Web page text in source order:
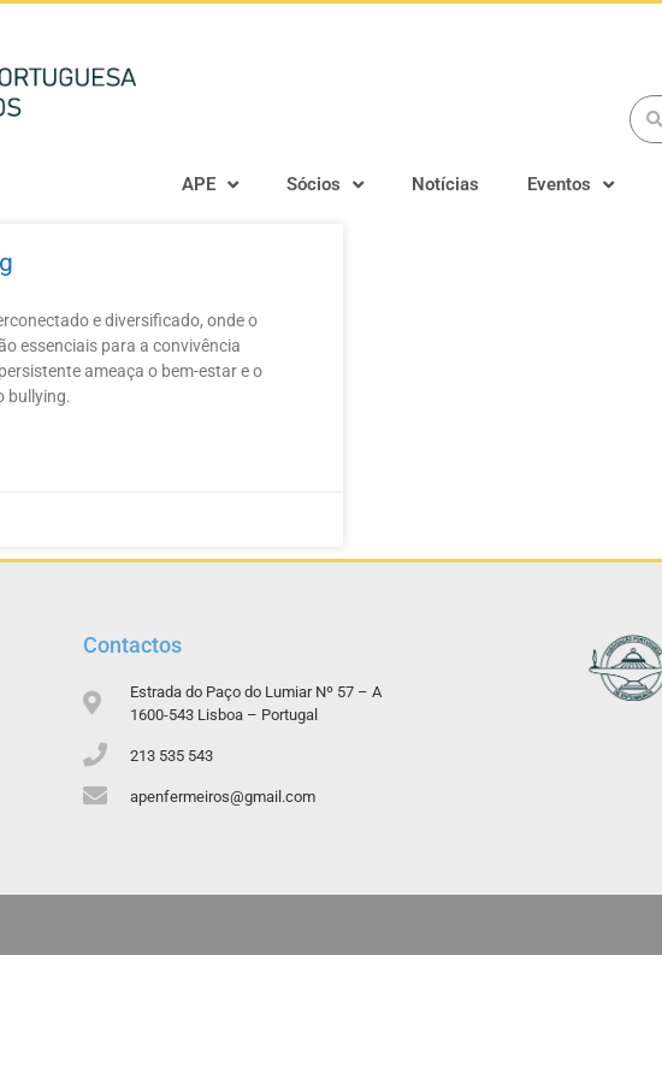
APE Sócios Notícias Eventos
e diversificado, onde o
essenciais para a convivência
ameaça o bem-estar e o
bullying.
Contactos
Estrada do Paço do Lumiar Nº 57 – A
1600-543 Lisboa – Portugal
213 535 543
apenfermeiros@gmail.com